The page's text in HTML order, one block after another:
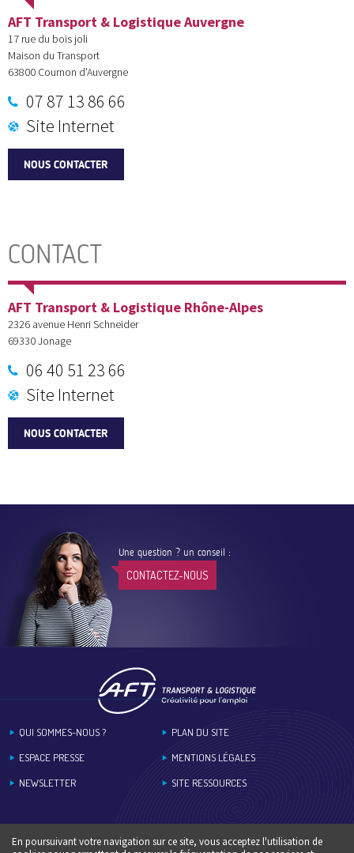
AFT Transport & Logistique Auvergne
17 rue du bois joli
Maison du Transport
63800 Cournon d'Auvergne
07 87 13 86 66
Site Internet
NOUS CONTACTER
CONTACT
AFT Transport & Logistique Rhône-Alpes
2326 avenue Henri Schneider
69330Jonage
06 40 51 23 66
Site Internet
NOUS CONTACTER
Une question ? un conseil :
CONTACTEZ-NOUS
QUI SOMMES-NOUS ?
ESPACE PRESSE
NEWSLETTER
PLAN DU SITE
MENTIONS LÉGALES
SITE RESSOURCES
En poursuivant votre navigation sur ce site, vous acceptez l'utilisation de